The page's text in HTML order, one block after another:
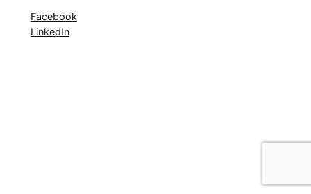
Facebook
LinkedIn